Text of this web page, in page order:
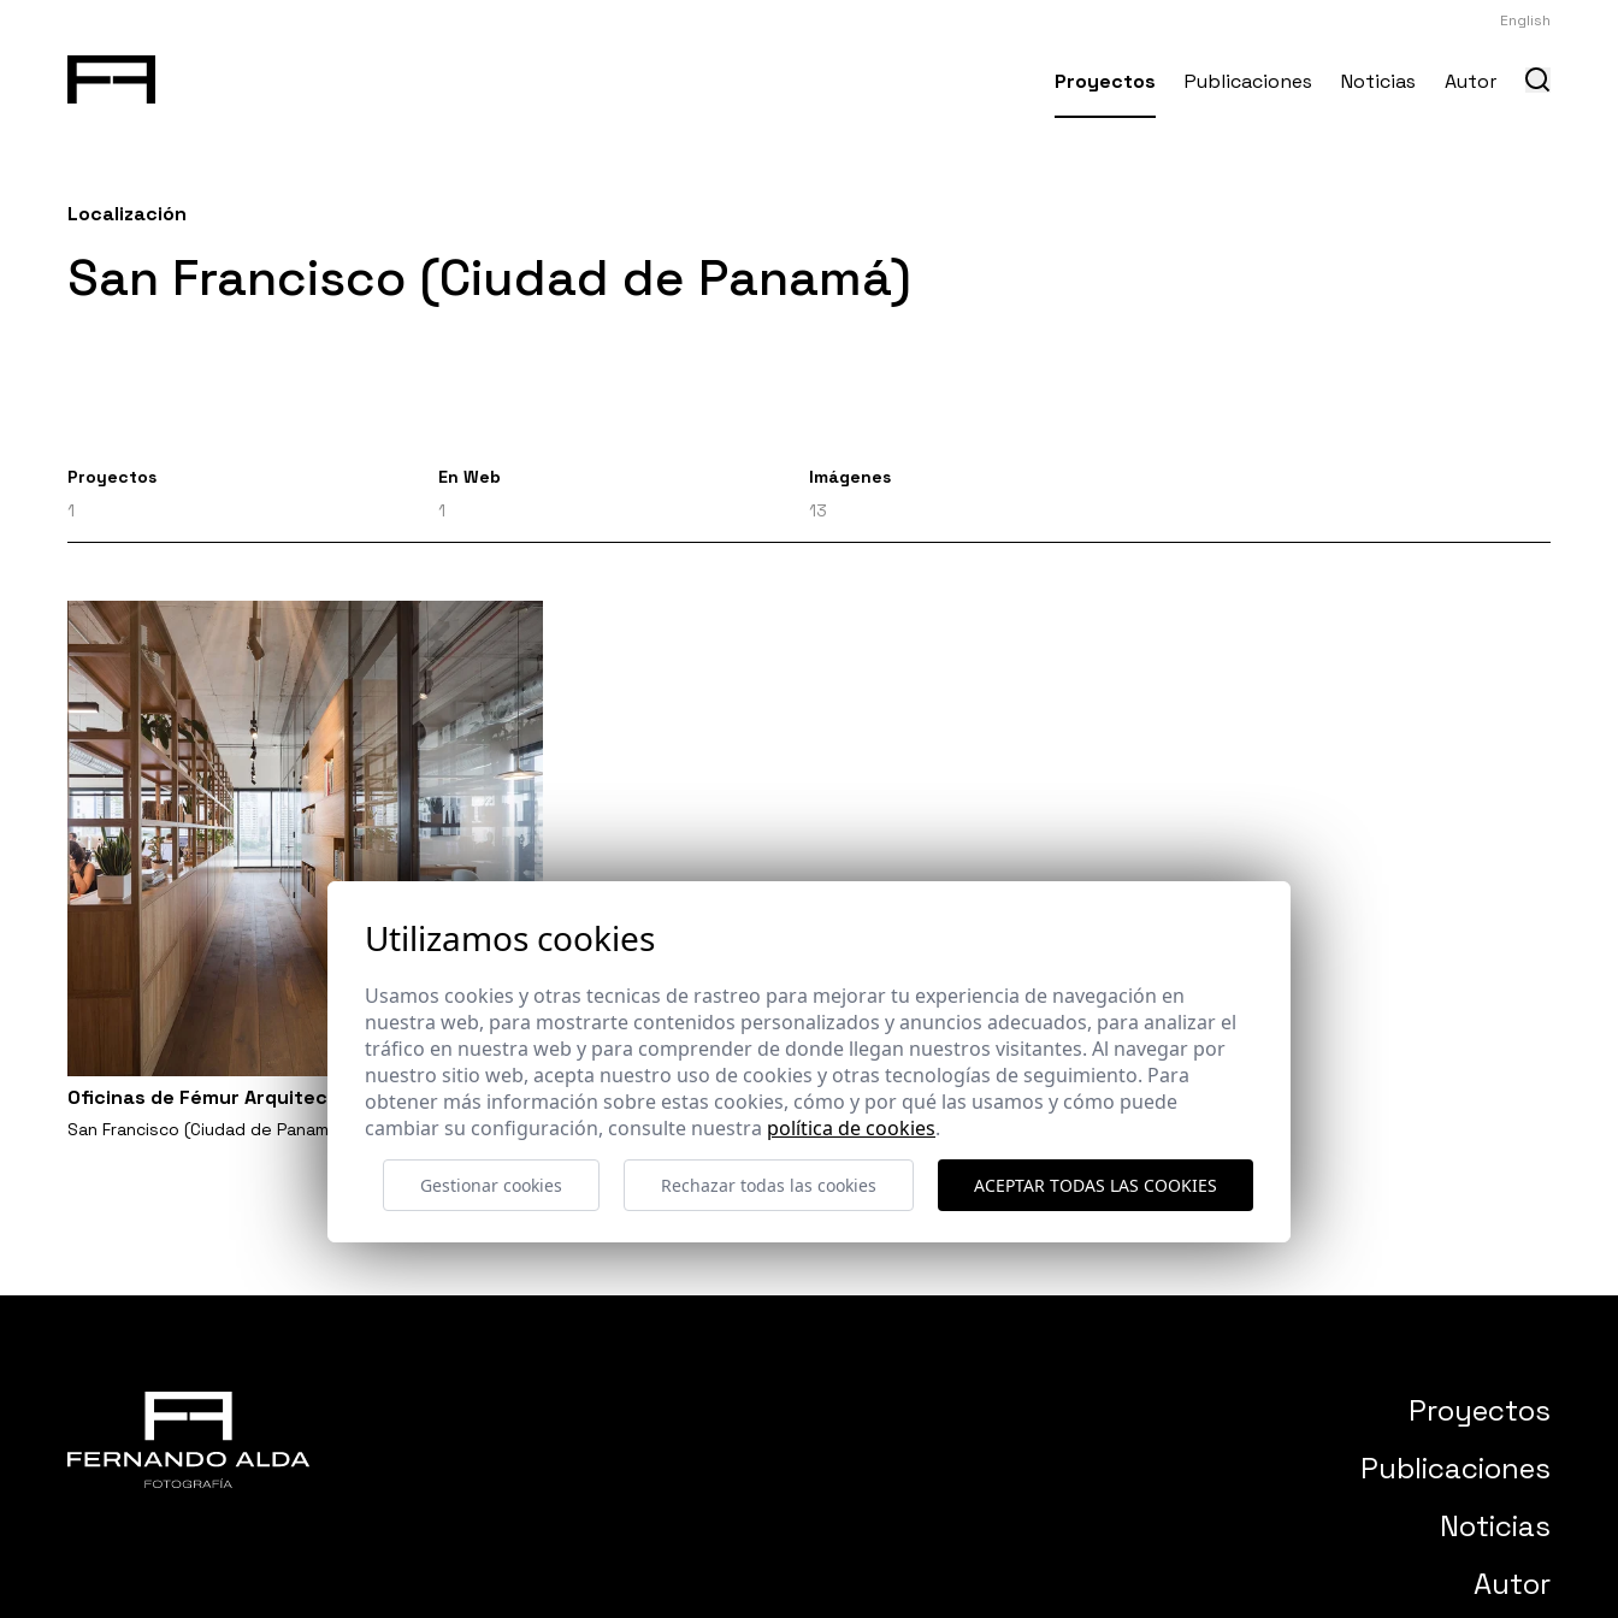
English
Proyectos Publicaciones Noticias Autor
Localización
San Francisco (Ciudad de Panamá)
Proyectos
1
En Web
1
Imágenes
13
Oficinas de Fémur Arquitectura
San Francisco (Ciudad de Panamá)
Proyectos
Publicaciones
Noticias
Autor
Utilizamos cookies
Usamos cookies y otras tecnicas de rastreo para mejorar tu experiencia de navegación en
nuestra web, para mostrarte contenidos personalizados y anuncios adecuados, para analizar el
tráfico en nuestra web y para comprender de donde llegan nuestros visitantes. Al navegar por
nuestro sitio web, acepta nuestro uso de cookies y otras tecnologías de seguimiento. Para
obtener más información sobre estas cookies, cómo y por qué las usamos y cómo puede
cambiar su configuración, consulte nuestra política de cookies.
Gestionar cookies Rechazar todas las cookies ACEPTAR TODAS LAS COOKIES